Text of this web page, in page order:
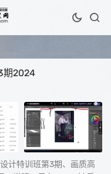
期2024
计特训班第3期、画质高